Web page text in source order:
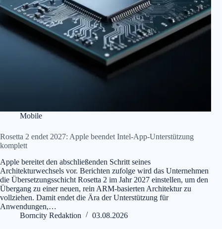
Mobile
Rosetta 2 endet 2027: Apple beendet Intel-App-Unterstützung
komplett
Apple bereitet den abschließenden Schritt seines
Architekturwechsels vor. Berichten zufolge wird das Unternehmen
die Übersetzungsschicht Rosetta 2 im Jahr 2027 einstellen, um den
Übergang zu einer neuen, rein ARM-basierten Architektur zu
vollziehen. Damit endet die Ära der Unterstützung für
Anwendungen,…
Borncity Redaktion
03.08.2026